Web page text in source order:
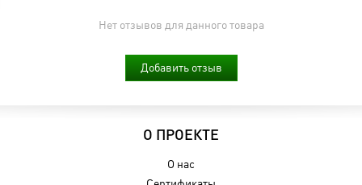
Нет отзывов для данного товара
Добавить отзыв
О ПРОЕКТЕ
О нас